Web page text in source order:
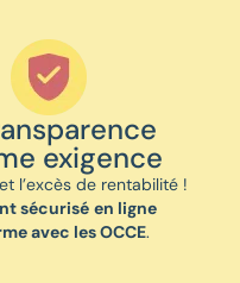
exigence
l’excès de rentabilité !
sécurisé en ligne
avec les OCCE.